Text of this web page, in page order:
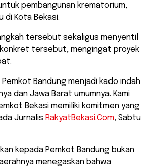
pembangunan krematorium,
di Kota Bekasi.
tersebut sekaligus menyentil
konkret tersebut, mengingat proyek
Bandung menjadi kado indah
dan Jawa Barat umumnya. Kami
Bekasi memiliki komitmen yang
Jurnalis RakyatBekasi.Com, Sabtu
kepada Pemkot Bandung bukan
menegaskan bahwa